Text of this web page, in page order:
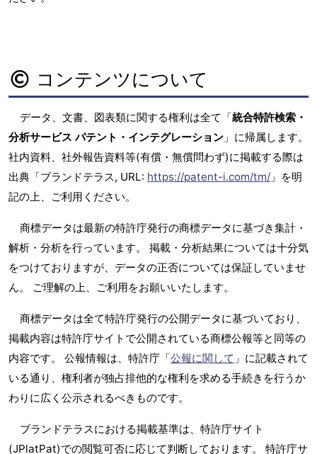
コンテンツについて
データ、文書、図表類に関する権利は全て「統合特許検索・
分析サービス パテント・インテグレーション 」に帰属します。
社内資料、社外報告資料等(有償・無償問わず)に掲載する際は
出典「ブランドテラス, URL: https://patent-i.com/tm/ 」を明
記の上、ご利用ください。
商標データは最新の特許庁発行の商標データに基づき集計・
解析・分析を行っています。 掲載・分析結果については十分気
をつけておりますが、データの正否については保証していませ
ん。 ご理解の上、ご利用をお願いいたします。
商標データは全て特許庁発行の公開データに基づいており、
掲載内容は特許庁サイトで公開されている商標公報等と同等の
内容です。 公報情報は、特許庁「公報に関して 」に記載されて
いる通り、権利者が独占排他的な権利を求める手続きを行うか
わりに広く公示されるべきものです。
ブランドテラスにおける掲載基準は、特許庁サイト
(JPlatPat)での閲覧可否に応じて判断しております。 特許庁サ